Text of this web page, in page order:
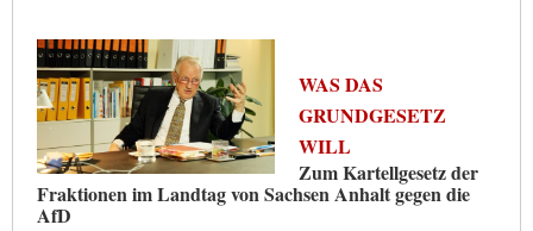
WAS DAS
GRUNDGESETZ
WILL
Zum Kartellgesetz der
Fraktionen im Landtag von Sachsen Anhalt gegen die
AfD